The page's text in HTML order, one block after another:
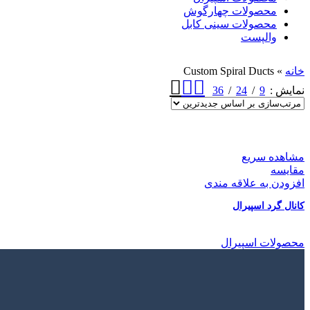
محصولات چهارگوش
محصولات سینی کابل
والپست
خانه »
Custom Spiral Ducts
نمایش
9
24
36
مشاهده سریع
مقایسه
افزودن به علاقه مندی
کانال گرد اسپیرال
محصولات اسپیرال